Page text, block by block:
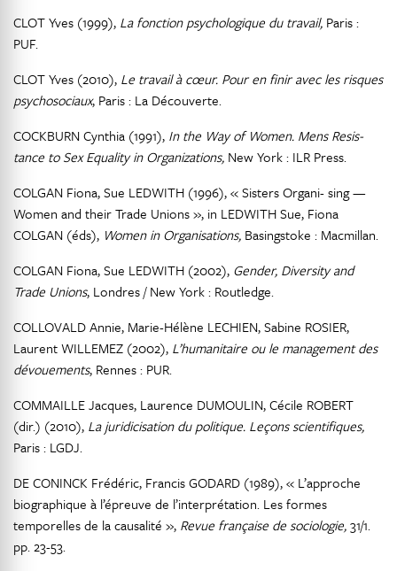
CLOT Yves (1999), La fonction psychologique du travail, Paris :
PUF.
CLOT Yves (2010), Le travail à cœur. Pour en finir avec les risques
psychosociaux, Paris : La Découverte.
COCKBURN Cynthia (1991), In the Way of Women. Mens Resis-
tance to Sex Equality in Organizations, New York : ILR Press.
COLGAN Fiona, Sue LEDWITH (1996), « Sisters Organi- sing —
Women and their Trade Unions », in LEDWITH Sue, Fiona
COLGAN (éds), Women in Organisations, Basingstoke : Macmillan.
COLGAN Fiona, Sue LEDWITH (2002), Gender, Diversity and
Trade Unions, Londres / New York : Routledge.
COLLOVALD Annie, Marie-Hélène LECHIEN, Sabine ROSIER,
Laurent WILLEMEZ (2002), L’humanitaire ou le management des
dévouements, Rennes : PUR.
COMMAILLE Jacques, Laurence DUMOULIN, Cécile ROBERT
(dir.) (2010), La juridicisation du politique. Leçons scientifiques,
Paris : LGDJ.
DE CONINCK Frédéric, Francis GODARD (1989), « L’approche
biographique à l’épreuve de l’interprétation. Les formes
temporelles de la causalité », Revue française de sociologie,31/1.
pp. 23-53.